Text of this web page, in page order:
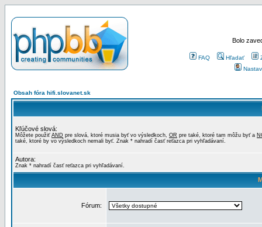
Bolo
FAQ Hľadať
Obsah fóra hifi.slovanet.sk
Kľúčové slová:
Môžete použiť AND pre slová, ktoré musia byť vo výsledkoch, OR pre také, ktoré tam môžu byť a
také, ktoré by vo výsledkoch nemali byť. Znak * nahradí časť reťazca pri vyhľadávaní.
Autora:
Znak * nahradí časť reťazca pri vyhľadávaní.
Fórum: